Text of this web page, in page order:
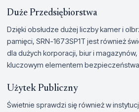
Duże Przedsiębiorstwa
Dzięki obsłudze dużej liczby kamer i
pamięci, SRN-1673SP1T jest również
dla dużych korporacji, biur i
kluczowym elementem
Użytek Publiczny
Świetnie sprawdzi się również w